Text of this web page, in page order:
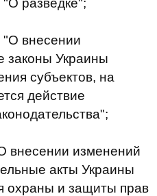
разведке";
внесении
законы Украины
субъектов, на
действие
внесении изменений
акты Украины
охраны и защиты прав